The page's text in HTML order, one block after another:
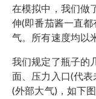
在模拟中，我们做
伸(即番茄酱一直
气。所有速度均以
我们规定了瓶子的
面、压力入口(代
(外部大气)，如下图